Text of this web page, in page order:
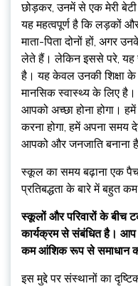
छोड़कर, उनमें से एक मेरी
यह महत्वपूर्ण है कि लड़कों
माता-पिता दोनों हों, अगर
लेते हैं। लेकिन इससे परे, यह
है। यह केवल उनकी शिक्षा के
मानसिक स्वास्थ्य के लिए
आपको अच्छा होना होगा।
करना होगा, हमें अपना समय
आपको और जनजाति बनाना
स्कूल का समय बढ़ाना एक
प्रतिबद्धता के बारे में बहुत
स्कूलों और परिवारों के बीच
कार्यक्रम से संबंधित है। आप
कम आंशिक रूप से समाधान
इस मुद्दे पर संस्थानों का